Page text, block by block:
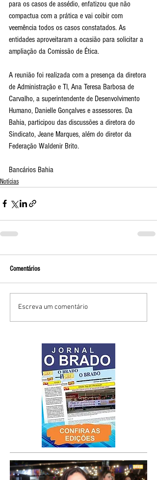
para os casos de assédio, enfatizou que não
compactua com a prática e vai coibir com
veemência todos os casos constatados. As
entidades aproveitaram a ocasião para solicitar a
ampliação da Comissão de Ética.
A reunião foi realizada com a presença da diretora
de Administração e TI, Ana Teresa Barbosa de
Carvalho, a superintendente de Desenvolvimento
Humano, Danielle Gonçalves e assessores. Da
Bahia, participou das discussões a diretora do
Sindicato, Jeane Marques, além do diretor da
Federação Waldenir Brito.
Bancários Bahia
Notícias
Comentários
Escreva um comentário